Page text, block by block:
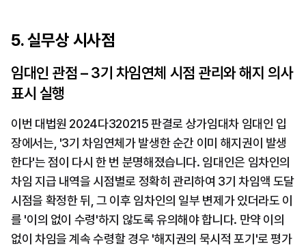
5. 실무상 시사점
임대인 관점 – 3기 차임연체 시점 관리와 해지 의사
표시 실행
이번 대법원 2024다320215 판결로 상가임대차 임대인 입
장에서는, '3기 차임연체가 발생한 순간 이미 해지권이 발생
한다'는 점이 다시 한 번 분명해졌습니다. 임대인은 임차인의
차임 지급 내역을 시점별로 정확히 관리하여 3기 차임액 도달
시점을 확정한 뒤, 그 이후 임차인의 일부 변제가 있더라도 이
를 '이의 없이 수령'하지 않도록 유의해야 합니다. 만약 이의
없이 차임을 계속 수령할 경우 '해지권의 묵시적 포기'로 평가